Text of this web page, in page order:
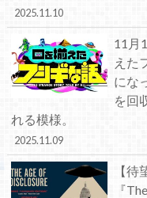
2025.11.10
11月
えた
にな
を回
れる模様。
2025.11.09
【
『